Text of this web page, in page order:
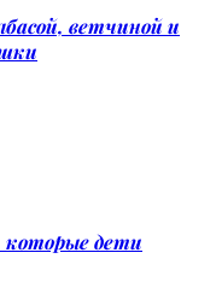
ветчиной и
которые дети